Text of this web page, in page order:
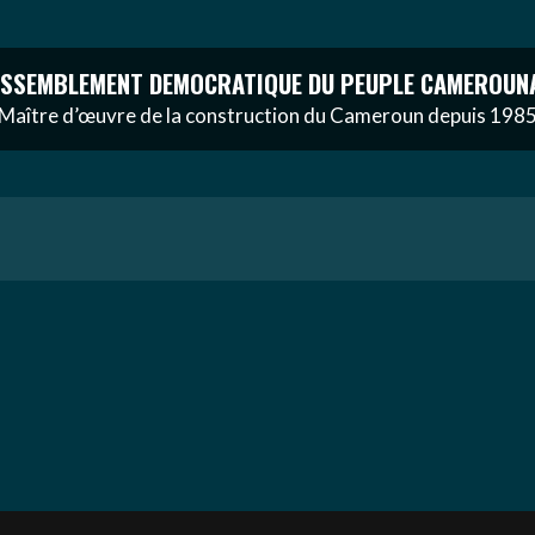
DEMOCRATIQUE DU PEUPLE
d’œuvre de la construction du Cameroun depuis 1985